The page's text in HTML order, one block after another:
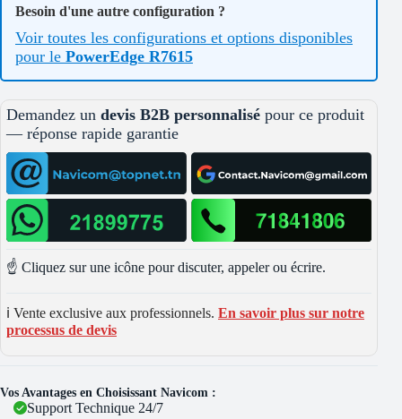
Besoin d'une autre configuration ?
Voir toutes les configurations et options disponibles
pour le PowerEdge R7615
Demandez un devis B2B personnalisé pour ce produit
— réponse rapide garantie
☝️ Cliquez sur une icône pour discuter, appeler ou écrire.
ℹ️ Vente exclusive aux professionnels. En savoir plus sur notre
processus de devis
Vos Avantages en Choisissant Navicom :
Support Technique 24/7